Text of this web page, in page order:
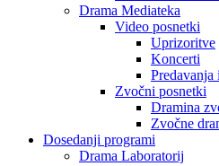
Drama Mediateka
Video posnetki
Uprizoritve
Koncerti
Predavanja
Zvočni posnetki
Dramina
Zvočne
Dosedanji programi
Drama Laboratorij